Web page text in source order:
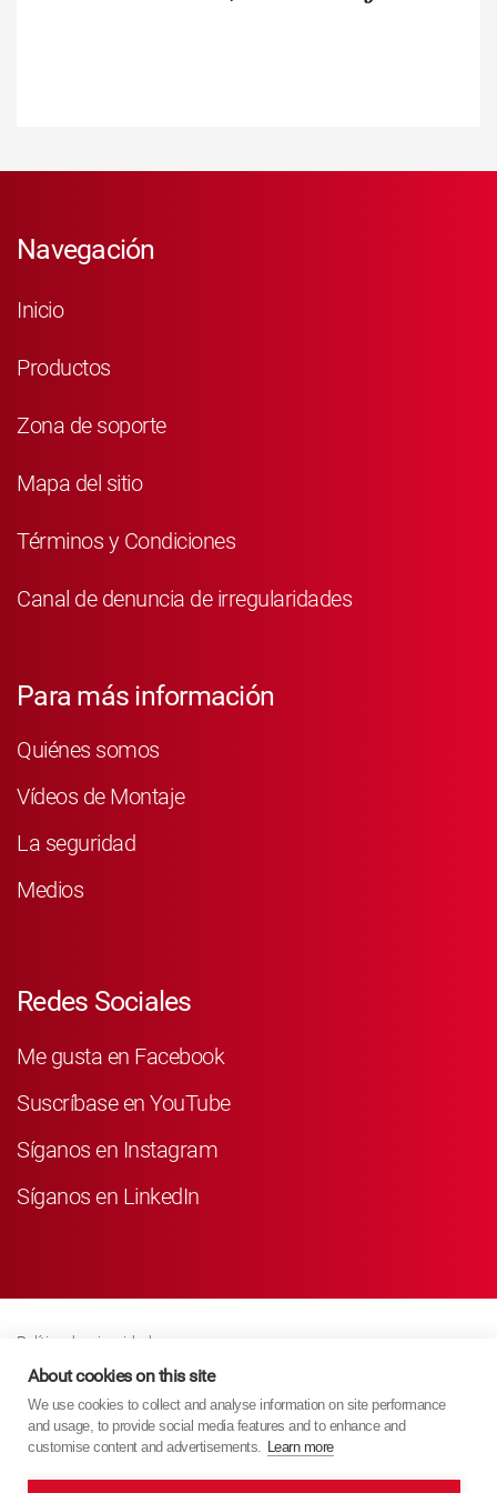
Navegación
Inicio
Productos
Zona de soporte
Mapa del sitio
Términos y Condiciones
Canal de denuncia de irregularidades
Para más información
Quiénes somos
Vídeos de Montaje
La seguridad
Medios
Redes Sociales
Me gusta en Facebook
Suscríbase en YouTube
Síganos en Instagram
Síganos en LinkedIn
Política de privacidad
Business Partner Privacy
Política De Cookies
Modern Slavery Act Policy
About cookies on this site
We use cookies to collect and analyse information on site performance
and usage, to provide social media features and to enhance and
customise content and advertisements. Learn more